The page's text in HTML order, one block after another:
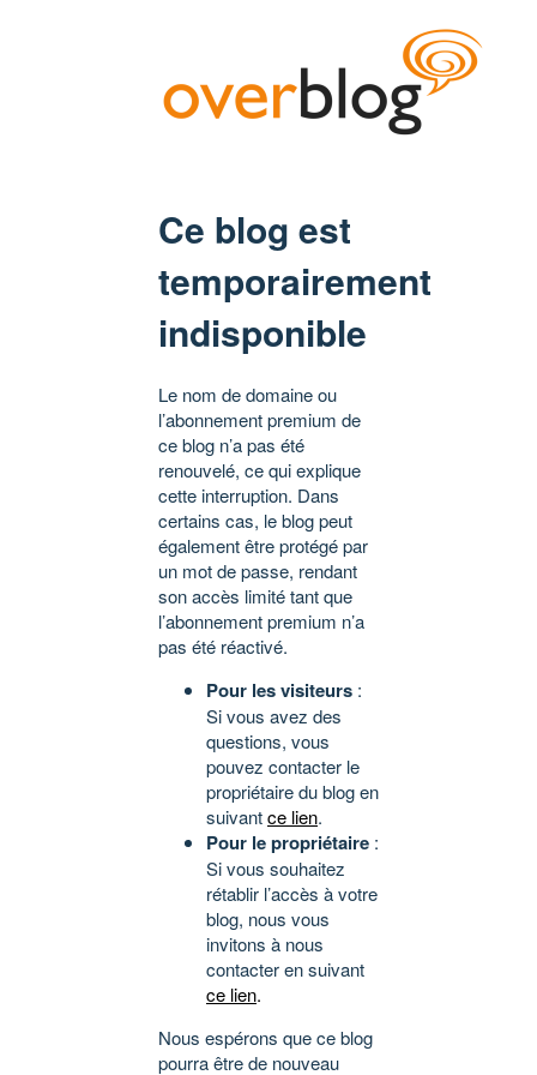
Ce blog est
temporairement
indisponible
Le nom de domaine ou
l’abonnement premium de
ce blog n’a pas été
renouvelé, ce qui explique
cette interruption. Dans
certains cas, le blog peut
également être protégé par
un mot de passe, rendant
son accès limité tant que
l’abonnement premium n’a
pas été réactivé.
Pour les visiteurs :
Si vous avez des
questions, vous
pouvez contacter le
propriétaire du blog en
suivantce lien.
Pour le propriétaire :
Si vous souhaitez
rétablir l’accès à votre
blog, nous vous
invitons à nous
contacter en suivant
ce lien.
Nous espérons que ce blog
pourra être de nouveau